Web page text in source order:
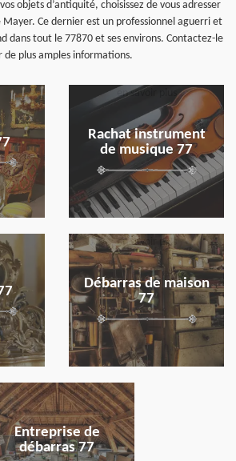
objets d’antiquité, choisissez de vous adresser
Ce dernier est un professionnel aguerri et
dans tout le 77870 et ses environs. Contactez-le
de plus amples informations.
Rachat instrument
de musique 77
en savoir plus
Débarras de maison
77
en savoir plus
Entreprise de
débarras 77
en savoir plus